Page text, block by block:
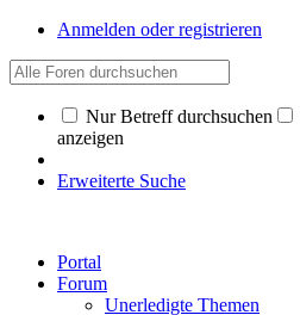
Anmelden oder registrieren
Nur Betreff durchsuchen
anzeigen
Erweiterte Suche
Portal
Forum
Unerledigte Themen